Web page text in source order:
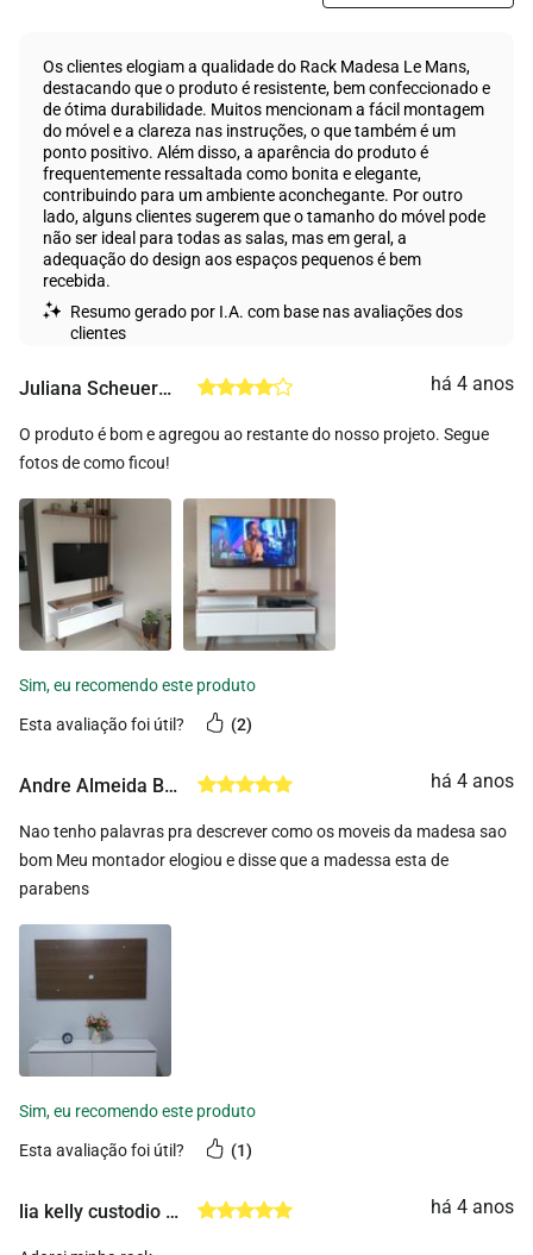
Os clientes elogiam a qualidade do Rack Madesa Le Mans,
destacando que o produto é resistente, bem confeccionado e
de ótima durabilidade. Muitos mencionam a fácil montagem
do móvel e a clareza nas instruções, o que também é um
ponto positivo. Além disso, a aparência do produto é
frequentemente ressaltada como bonita e elegante,
contribuindo para um ambiente aconchegante. Por outro
lado, alguns clientes sugerem que o tamanho do móvel pode
não ser ideal para todas as salas, mas em geral, a
adequação do design aos espaços pequenos é bem
recebida.
Resumo gerado por I.A. com base nas avaliações dos
clientes
Juliana Scheuermann Schmitt há 4 anos
O produto é bom e agregou ao restante do nosso projeto. Segue
fotos de como ficou!
esta avaliação foi útil? 2
Andre Almeida Barreto há 4 anos
Nao tenho palavras pra descrever como os moveis da madesa sao
bom Meu montador elogiou e disse que a madessa esta de
parabens
esta avaliação foi útil? 1
lia kelly custodio muller lima há 4 anos